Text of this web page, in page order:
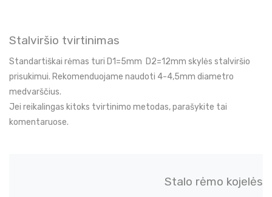
Stalviršio tvirtinimas
Standartiškai rėmas turi D1=5mm D2=12mm skylės stalviršio
prisukimui. Rekomenduojame naudoti 4-4,5mm diametro
medvarščius.
Jei reikalingas kitoks tvirtinimo metodas, parašykite tai
komentaruose.
Stalo rėmo kojelės